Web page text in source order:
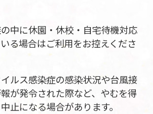
中に休園・休校・自宅待機対応
る場合はご利用をお控えくださ
ルス感染症の感染状況や台風接
が発令された際など、やむを得
止になる場合があります。